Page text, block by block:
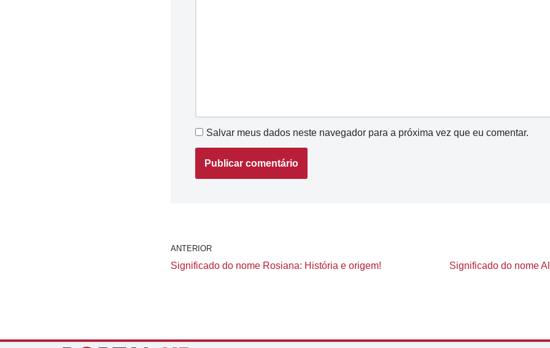
Salvar meus dados neste navegador para a próxima vez que eu comentar.
ANTERIOR
Significado do nome Rosiana: História e origem! Significado do nome